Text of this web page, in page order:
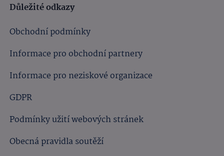
Důležité odkazy
Obchodní podmínky
Informace pro obchodní partnery
Informace pro neziskové organizace
GDPR
Podmínky užití webových stránek
Obecná pravidla soutěží